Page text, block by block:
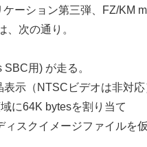
ケーション第三弾、FZ/KM
、次の通り。
SBC用) が走る。
示（NTSCビデオは非対応
に64K bytesを割り当て
ィスクイメージファイルを